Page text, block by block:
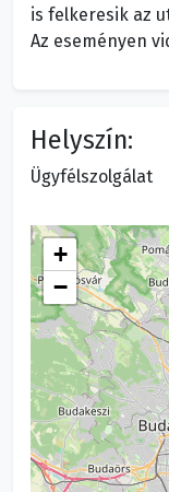
is felkeresik az
Az eseményen
Helyszín:
Ügyfélszolgálat
+
−